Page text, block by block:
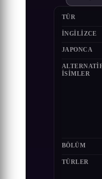
TÜR
İNGILIZCE
JAPONCA
ISIMLER
BÖLÜM
TÜRLER